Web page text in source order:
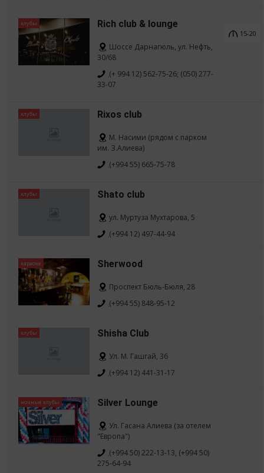
клубы Rich club & lounge
Шоссе Дарнагюль, ул. Нефть,
30/68
(+ 994 12) 562-75-26; (050) 277-
33-07
15-20
клубы Rixos club
М. Насими (рядом с парком
им. З.Алиева)
(+994 55) 665-75-78
клубы Shato club
ул. Муртуза Мухтарова, 5
(+994 12) 497-44-94
караоке Sherwood
Проспект Бюль-Бюля, 28
(+994 55) 848-95-12
клубы Shisha Club
Ул. М. Гашгай, 36
(+994 12) 441-31-17
ночные клубы Silver Lounge
Ул. Гасана Алиева (за отелем
"Европа")
(+994 50) 222-13-13, (+994 50)
275-64-94